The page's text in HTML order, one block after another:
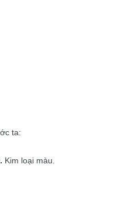
ta:
Kim loại màu.